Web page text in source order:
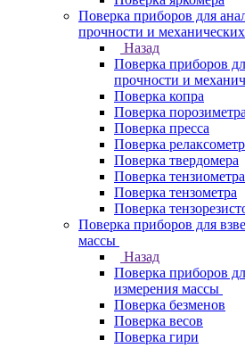
Поверка приборов для
прочности и
Назад
Поверка приборов
прочности и
Поверка копра
Поверка порозиметра
Поверка пресса
Поверка
Поверка твердомера
Поверка тензиометра
Поверка тензометра
Поверка
Поверка приборов для
массы
Назад
Поверка приборов
измерения массы
Поверка безменов
Поверка весов
Поверка гири